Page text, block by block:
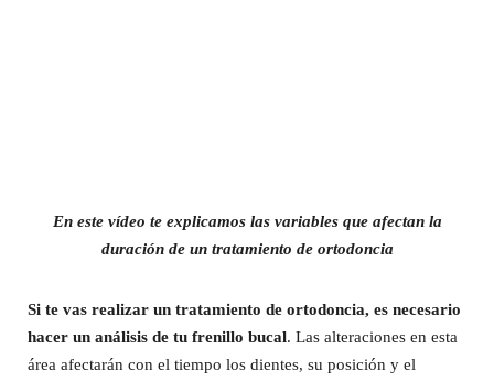
En este vídeo te explicamos las variables que afectan la
duración de un tratamiento de ortodoncia
Si te vas realizar un tratamiento de ortodoncia, es necesario
hacer un análisis de tu frenillo bucal. Las alteraciones en esta
área afectarán con el tiempo los dientes, su posición y el